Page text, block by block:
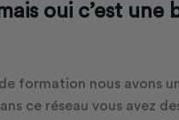
oui c’est une
formation nous avons
ce réseau vous avez